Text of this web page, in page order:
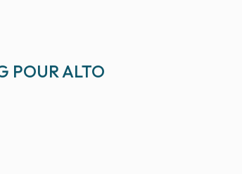
POUR ALTO